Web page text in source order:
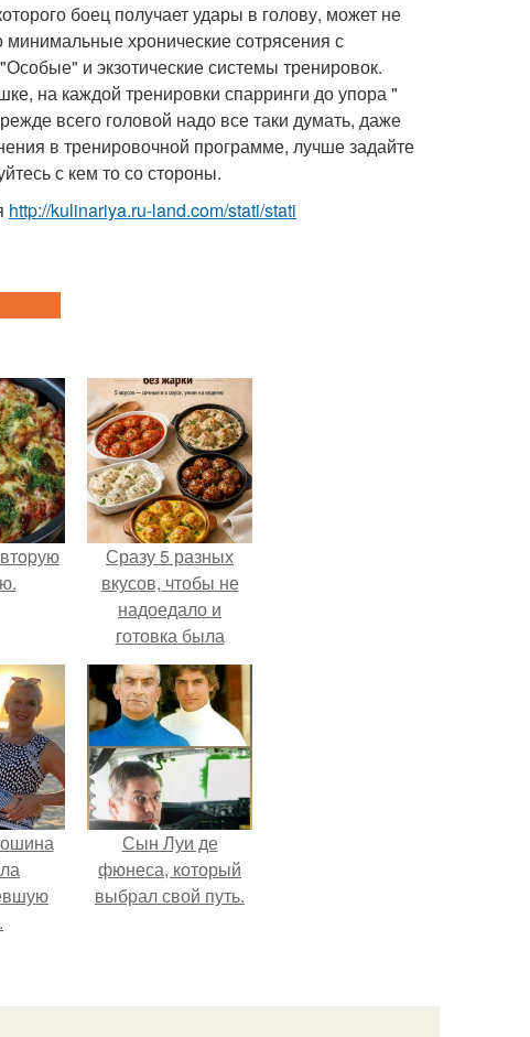
боец получает удары в голову, может не
хронические сотрясения с
и экзотические системы тренировок.
на каждой тренировки спарринги до упора "
всего головой надо все таки думать, даже
в тренировочной программе, лучше задайте
с кем то со стороны.
http://kulinariya.ru-land.com/stati/stati
Сразу 5 разных
вкусов, чтобы не
надоедало и
готовка была
проще.
Сын Луи де
фюнеса, который
выбрал свой путь.